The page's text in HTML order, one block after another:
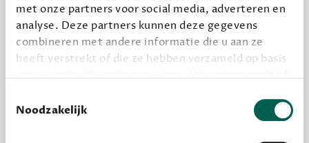
met onze partners voor social media, adverteren en
analyse. Deze partners kunnen deze gegevens
combineren met andere informatie die u aan ze
heeft verstrekt of die ze hebben verzameld op basis
grondslag gebeurt, en er niet onnodig data van je
wordt verwerkt. Gevoelige persoonsgegevens delen
Noodzakelijk
Geef cadeau
Word een bovengemiddelde lezer met 6 boeken